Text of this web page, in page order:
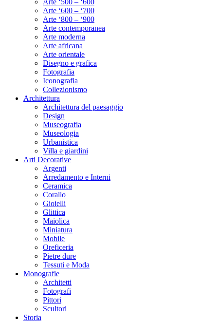
Arte ‘500 – ‘600
Arte ‘600 – ‘700
Arte ‘800 – ‘900
Arte contemporanea
Arte moderna
Arte africana
Arte orientale
Disegno e grafica
Fotografia
Iconografia
Collezionismo
Architettura
Architettura del paesaggio
Design
Museografia
Museologia
Urbanistica
Villa e giardini
Arti Decorative
Argenti
Arredamento e Interni
Ceramica
Corallo
Gioielli
Glittica
Maiolica
Miniatura
Mobile
Oreficeria
Pietre dure
Tessuti e Moda
Monografie
Architetti
Fotografi
Pittori
Scultori
Storia